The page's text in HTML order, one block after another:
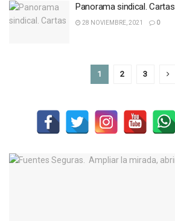
Panorama sindical. Cartas
28 NOVIEMBRE, 2021 0
1 2 3